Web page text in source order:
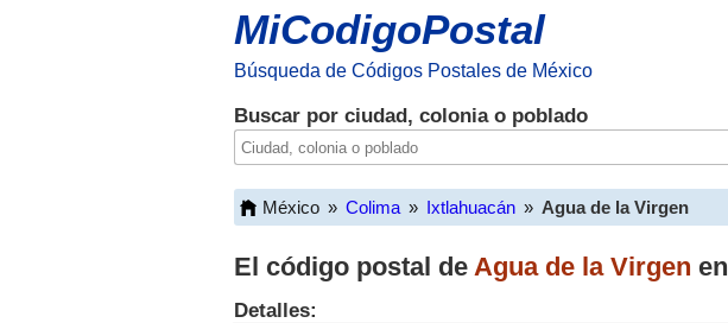
MiCodigoPostal
Búsqueda de Códigos Postales de México
Buscar por ciudad, colonia o poblado
México » Colima » Ixtlahuacán » Agua de la Virgen
El código postal de Agua de la Virgen en
Detalles: